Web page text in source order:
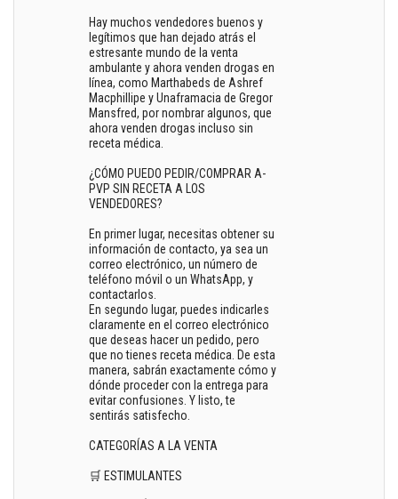
Hay muchos vendedores buenos y
legítimos que han dejado atrás el
estresante mundo de la venta
ambulante y ahora venden drogas en
línea, como Marthabeds de Ashref
Macphillipe y Unaframacia de Gregor
Mansfred, por nombrar algunos, que
ahora venden drogas incluso sin
receta médica.
¿CÓMO PUEDO PEDIR/COMPRAR A-
PVP SIN RECETA A LOS
VENDEDORES?
En primer lugar, necesitas obtener su
información de contacto, ya sea un
correo electrónico, un número de
teléfono móvil o un WhatsApp, y
contactarlos.
En segundo lugar, puedes indicarles
claramente en el correo electrónico
que deseas hacer un pedido, pero
que no tienes receta médica. De esta
manera, sabrán exactamente cómo y
dónde proceder con la entrega para
evitar confusiones. Y listo, te
sentirás satisfecho.
CATEGORÍAS A LA VENTA
🛒 ESTIMULANTES